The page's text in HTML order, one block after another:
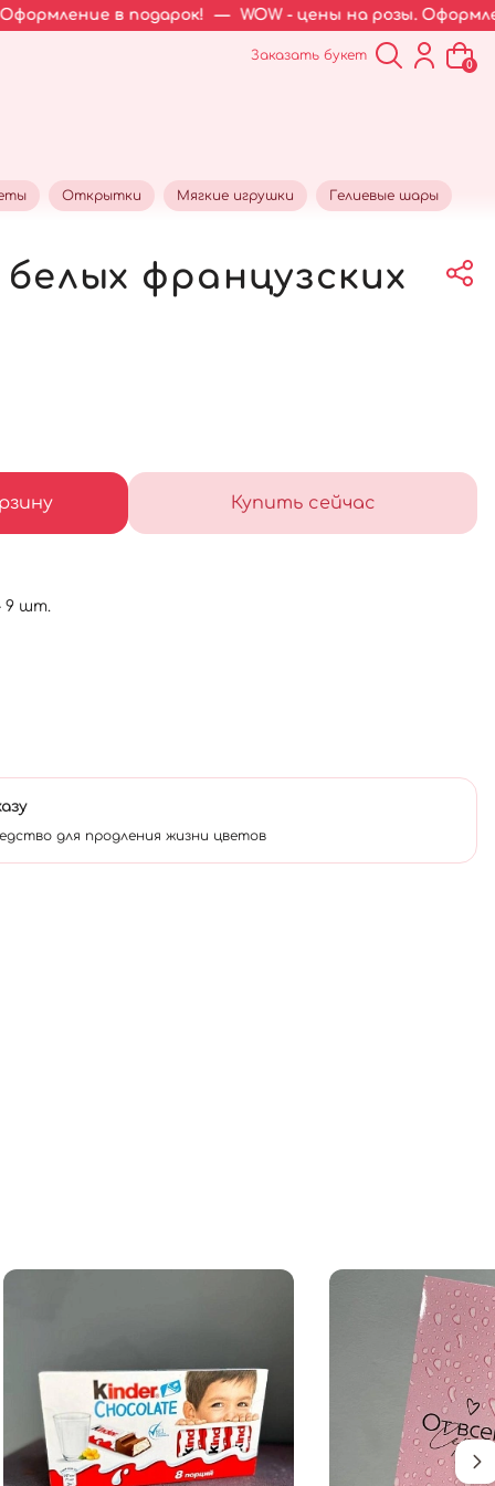
подарок! — WOW - цены на розы. Оформление в
Заказать букет
0
Открытки Мягкие игрушки Гелиевые шары
французских
Купить сейчас
9 шт.
для продления жизни цветов